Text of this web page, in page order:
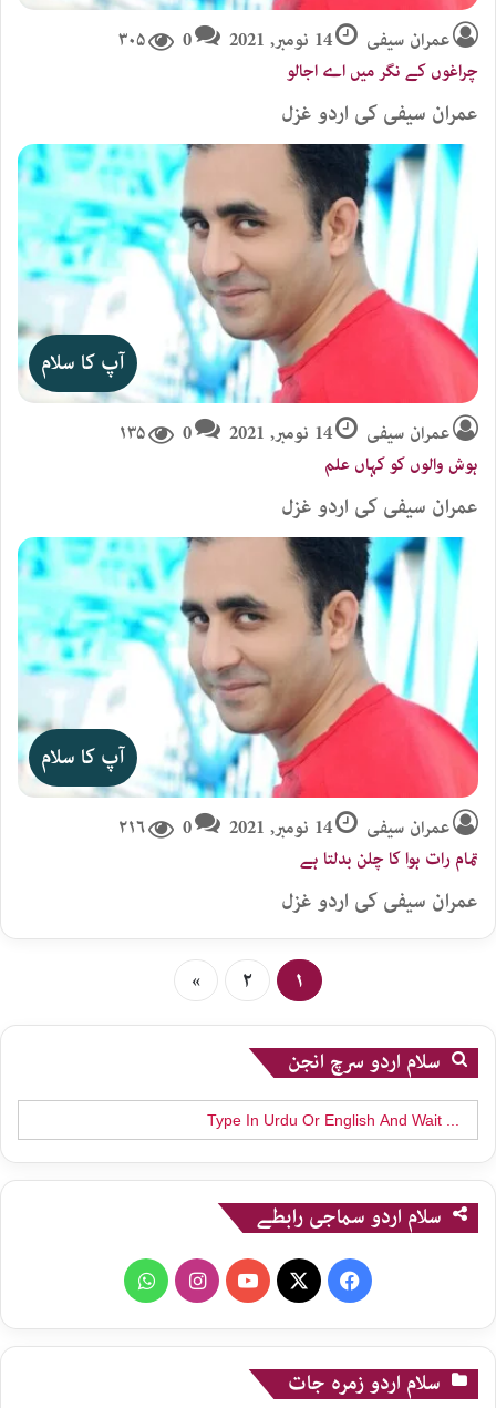
عمران سیفی 14 نومبر, 2021 0 ۳۰۵
چراغوں کے نگر میں اے اجالو
عمران سیفی کی اردو غزل
آپ کا سلام
عمران سیفی 14 نومبر, 2021 0 ۱۳۵
ہوش والوں کو کہاں علم
عمران سیفی کی اردو غزل
آپ کا سلام
عمران سیفی 14 نومبر, 2021 0 ۲۱۶
تمام رات ہوا کا چلن بدلتا ہے
عمران سیفی کی اردو غزل
۱ ۲ »
سلام اردو سرچ انجن
Search
for:
سلام اردو سماجی رابطے
Facebook
YouTube
Instagram
WhatsApp
سلام اردو زمرہ جات